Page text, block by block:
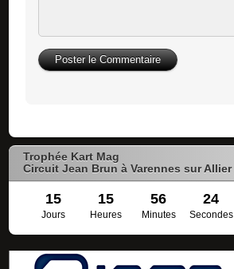
Trophée Kart Mag
Circuit Jean Brun à Varennes sur Allier
15 15 56 23
Jours Heures Minutes Secondes